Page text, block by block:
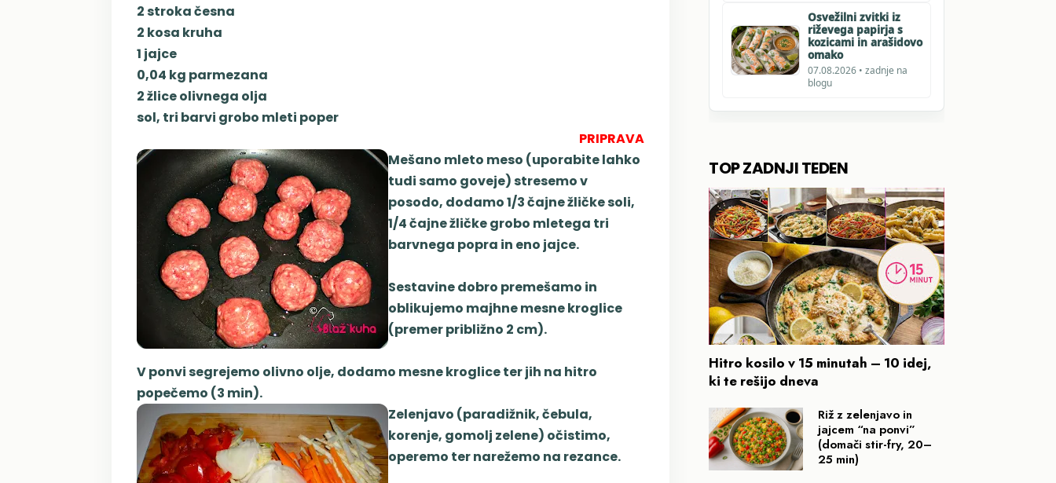
2 stroka česna
2 kosa kruha
1 jajce
0,04 kg parmezana
2 žlice olivnega olja
sol, tri barvi grobo mleti poper
PRIPRAVA
Mešano mleto meso (uporabite lahko
tudi samo goveje) stresemo v
posodo, dodamo 1/3 čajne žličke soli,
1/4 čajne žličke grobo mletega tri
barvnega popra in eno jajce.
Sestavine dobro premešamo in
oblikujemo majhne mesne kroglice
(premer približno 2 cm).
V ponvi segrejemo olivno olje, dodamo mesne kroglice ter jih na hitro
popečemo (3 min).
Zelenjavo (paradižnik, čebula,
korenje, gomolj zelene) očistimo,
operemo ter narežemo na rezance.
Osvežilni zvitki iz
riževega papirja s
kozicami in arašidovo
omako
07.08.2026 • zadnje na
blogu
TOP ZADNJI TEDEN
Hitro kosilo v 15 minutah – 10 idej,
ki te rešijo dneva
Riž z zelenjavo in
jajcem “na ponvi”
(domači stir-fry, 20–
25 min)